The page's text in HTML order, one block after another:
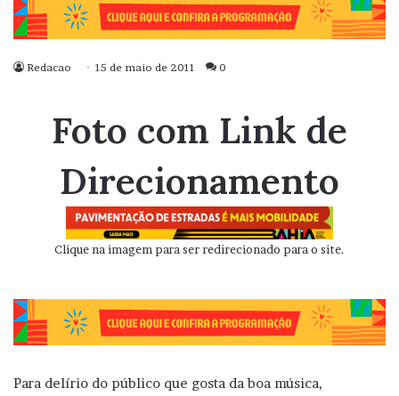
Redacao 15 de maio de 2011 0
Foto com Link de
Direcionamento
Clique na imagem para ser redirecionado para o site.
Para delírio do público que gosta da boa música,